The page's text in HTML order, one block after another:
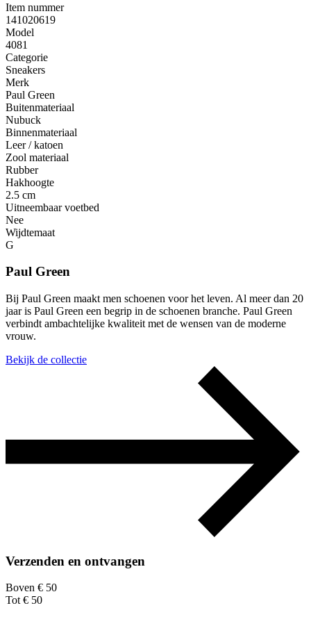
Item nummer
141020619
Model
4081
Categorie
Sneakers
Merk
Paul Green
Buitenmateriaal
Nubuck
Binnenmateriaal
Leer / katoen
Zool materiaal
Rubber
Hakhoogte
2.5 cm
Uitneembaar voetbed
Nee
Wijdtemaat
G
Paul Green
Bij Paul Green maakt men schoenen voor het leven. Al meer dan 20
jaar is Paul Green een begrip in de schoenen branche. Paul Green
verbindt ambachtelijke kwaliteit met de wensen van de moderne
vrouw.
Bekijk de collectie
Verzenden en ontvangen
Boven € 50
Tot € 50